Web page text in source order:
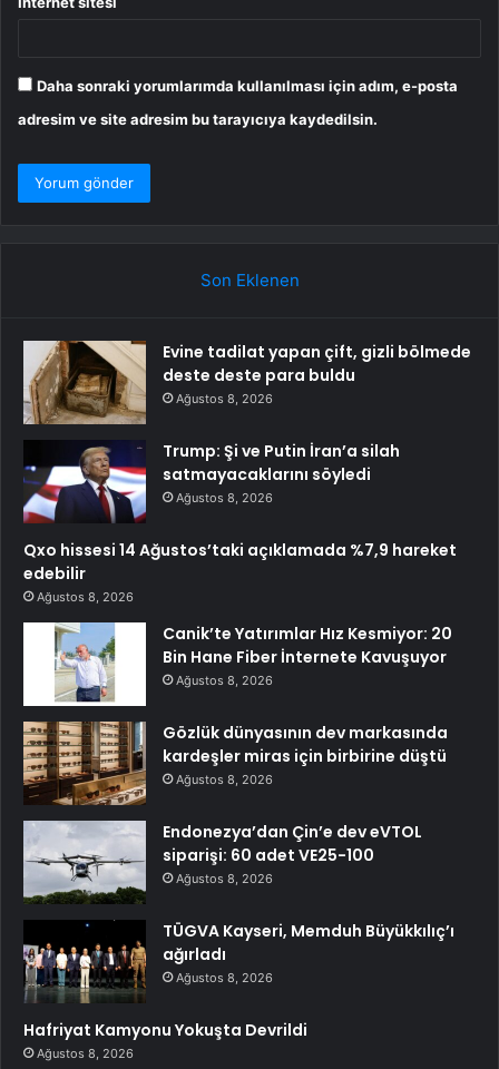
Daha sonraki yorumlarımda kullanılması için adım, e-posta
adresim ve site adresim bu tarayıcıya kaydedilsin.
Son Eklenen
Evine tadilat yapan çift, gizli bölmede
deste deste para buldu
Ağustos 8, 2026
Trump: Şi ve Putin İran’a silah
satmayacaklarını söyledi
Ağustos 8, 2026
Qxo hissesi 14 Ağustos’taki açıklamada %7,9 hareket
edebilir
Ağustos 8, 2026
Canik’te Yatırımlar Hız Kesmiyor: 20
Bin Hane Fiber İnternete Kavuşuyor
Ağustos 8, 2026
Gözlük dünyasının dev markasında
kardeşler miras için birbirine düştü
Ağustos 8, 2026
Endonezya’dan Çin’e dev eVTOL
siparişi: 60 adet VE25-100
Ağustos 8, 2026
TÜGVA Kayseri, Memduh Büyükkılıç’ı
ağırladı
Ağustos 8, 2026
Hafriyat Kamyonu Yokuşta Devrildi
Ağustos 8, 2026